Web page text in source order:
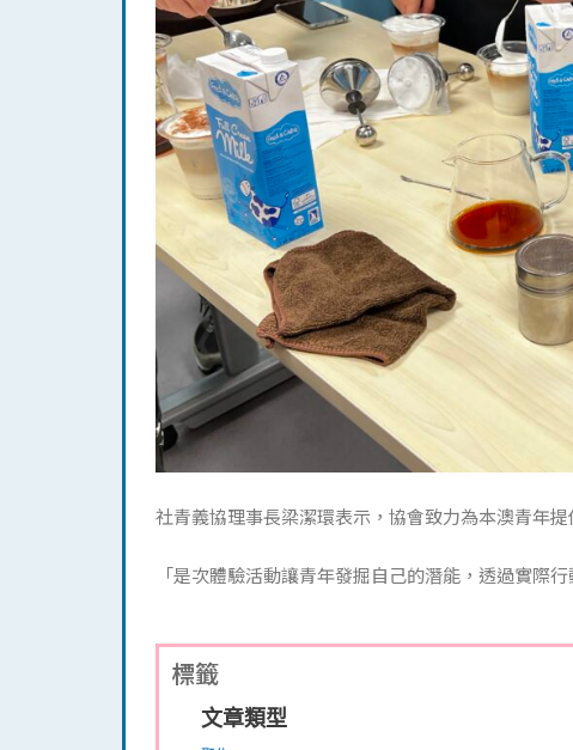
社青義協理事長梁潔環表示，協會致力為本澳青年提
「是次體驗活動讓青年發掘自己的潛能，透過實際
標籤
文章類型